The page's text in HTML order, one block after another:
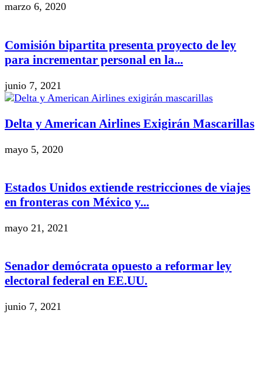
marzo 6, 2020
Comisión bipartita presenta proyecto de ley
para incrementar personal en la...
junio 7, 2021
Delta y American Airlines Exigirán Mascarillas
mayo 5, 2020
Estados Unidos extiende restricciones de viajes
en fronteras con México y...
mayo 21, 2021
Senador demócrata opuesto a reformar ley
electoral federal en EE.UU.
junio 7, 2021